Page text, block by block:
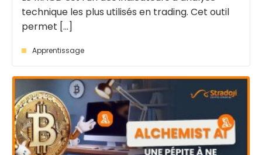
technique les plus utilisés en trading. Cet outil
permet [...]
Apprentissage